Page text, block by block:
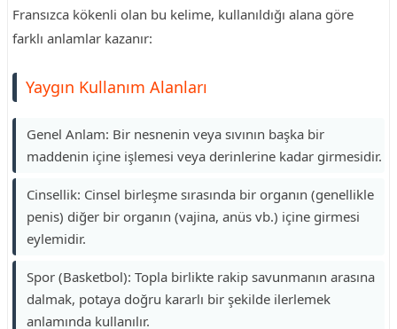
Fransızca kökenli olan bu kelime, kullanıldığı alana göre
farklı anlamlar kazanır:
Yaygın Kullanım Alanları
Genel Anlam: Bir nesnenin veya sıvının başka bir
maddenin içine işlemesi veya derinlerine kadar girmesidir.
Cinsellik: Cinsel birleşme sırasında bir organın (genellikle
penis) diğer bir organın (vajina, anüs vb.) içine girmesi
eylemidir.
Spor (Basketbol): Topla birlikte rakip savunmanın arasına
dalmak, potaya doğru kararlı bir şekilde ilerlemek
anlamında kullanılır.